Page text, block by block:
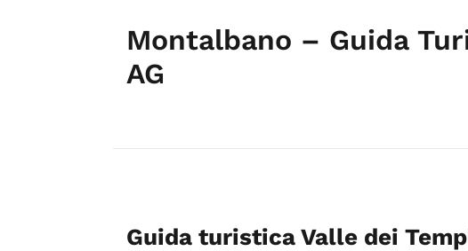
Montalbano – Guida
AG
Guida turistica Valle dei